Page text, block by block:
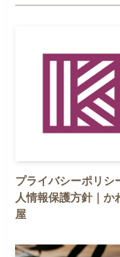
プライバシーポリシ
人情報保護方針｜か
屋